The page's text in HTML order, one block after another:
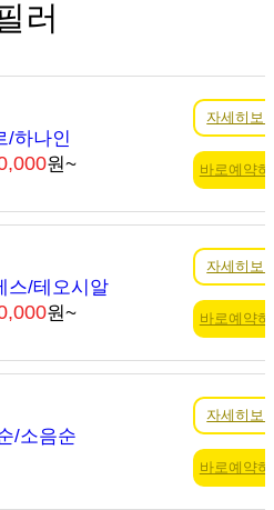
러
/하나인
자세히보
원~ 바로예약
스/테오시알
자세히보
원~ 바로예약
/소음순
자세히보
바로예약